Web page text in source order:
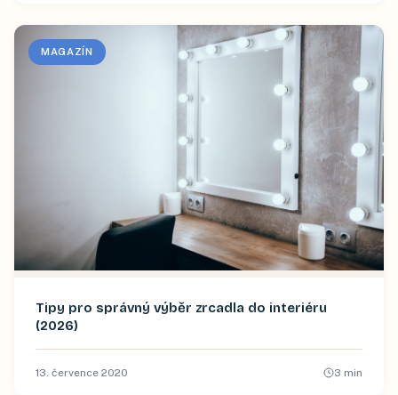
MAGAZÍN
Tipy pro správný výběr zrcadla do interiéru
(2026)
13. července 2020 3 min